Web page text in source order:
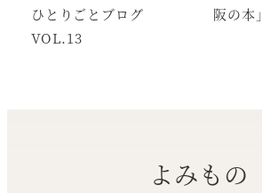
ひとりごとブログ
VOL.13
阪の本」
よみもの